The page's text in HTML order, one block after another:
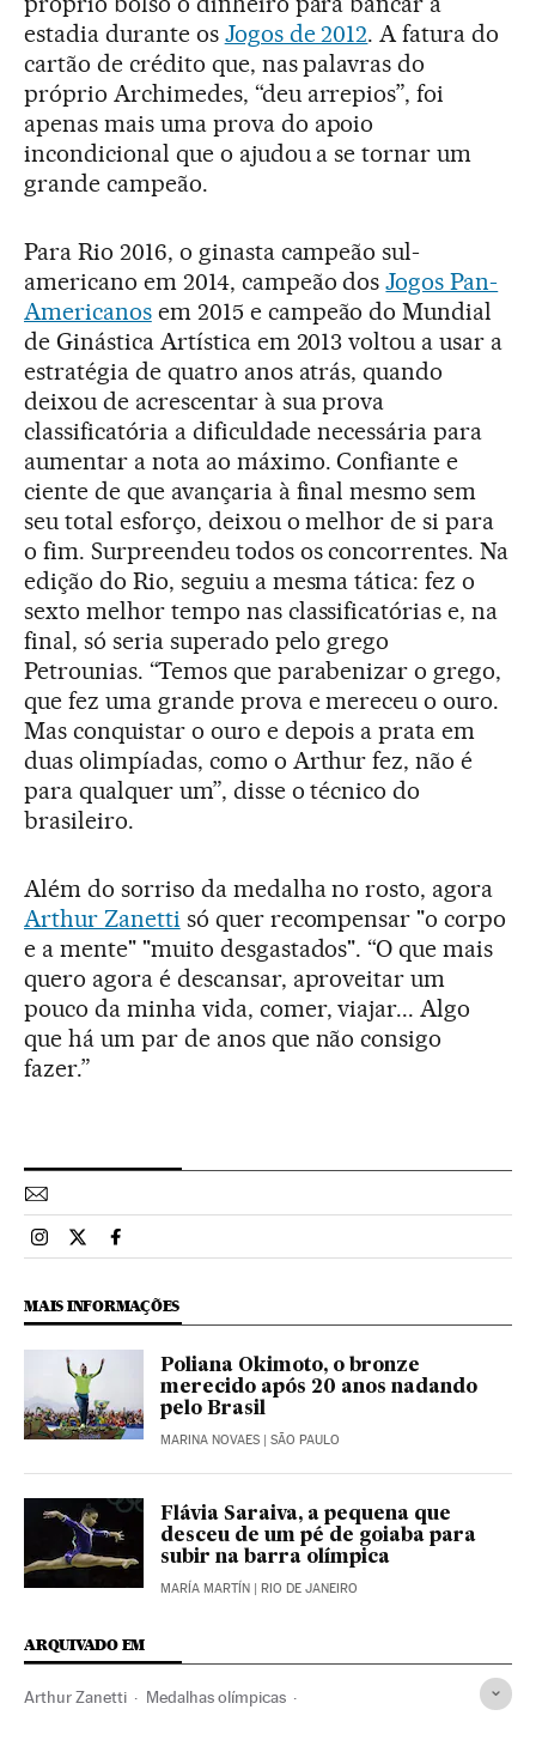
estadia durante os Jogos de 2012. A fatura do
cartão de crédito que, nas palavras do
próprio Archimedes, “deu arrepios”, foi
apenas mais uma prova do apoio
incondicional que o ajudou a se tornar um
grande campeão.
Para Rio 2016, o ginasta campeão sul-
americano em 2014, campeão dosJogos Pan-
Americanosem 2015 e campeão do Mundial
de Ginástica Artística em 2013 voltou a usar a
estratégia de quatro anos atrás, quando
deixou de acrescentar à sua prova
classificatória a dificuldade necessária para
aumentar a nota ao máximo. Confiante e
ciente de que avançaria à final mesmo sem
seu total esforço, deixou o melhor de si para
o fim. Surpreendeu todos os concorrentes. Na
edição do Rio, seguiu a mesma tática: fez o
sexto melhor tempo nas classificatórias e, na
final, só seria superado pelo grego
Petrounias. “Temos que parabenizar o grego,
que fez uma grande prova e mereceu o ouro.
Mas conquistar o ouro e depois a prata em
duas olimpíadas, como o Arthur fez, não é
para qualquer um”, disse o técnico do
brasileiro.
Além do sorriso da medalha no rosto, agora
Arthur Zanetti só quer recompensar "o corpo
e a mente" "muito desgastados". “O que mais
quero agora é descansar, aproveitar um
pouco da minha vida, comer, viajar... Algo
que há um par de anos que não consigo
fazer.”
Esportes El País Brasil en Instagram
Esportes El País Brasil en Twitter
Esportes El País Brasil en Facebook
MAIS INFORMAÇÕES
Poliana Okimoto, o bronze
merecido após 20 anos nadando
pelo Brasil
MARINA NOVAES | SÃO PAULO
Flávia Saraiva, a pequena que
desceu de um pé de goiaba para
subir na barra olímpica
MARÍA MARTÍN | RIO DE JANEIRO
ARQUIVADO EM
Arthur Zanetti Medalhas olímpicas